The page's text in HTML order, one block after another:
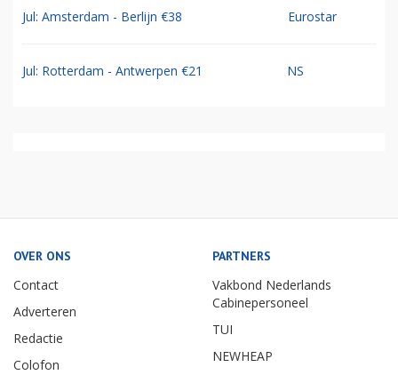
Jul: Amsterdam - Berlijn €38 Eurostar
Jul: Rotterdam - Antwerpen €21 NS
OVER ONS
Contact
Adverteren
Redactie
Colofon
PARTNERS
Vakbond Nederlands
Cabinepersoneel
TUI
NEWHEAP